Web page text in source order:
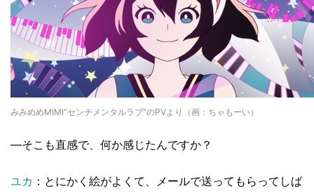
みみめめMIMI“センチメンタルラブ”のPVより（画：ちゃもーい）
―そこも直感で、何か感じたんですか？
ユカ ：とにかく絵がよくて、メールで送ってもらってしば